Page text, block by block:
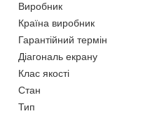
Виробник
Країна виробник
Гарантійний термін
Діагональ екрану
Клас якості
Стан
Тип